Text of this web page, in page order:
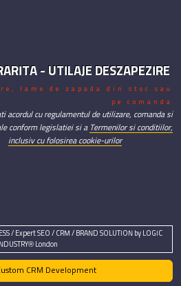
- UTILAJE DESZAPEZIRE
lame de zapada din stoc sau
pe comanda
acordul cu regulamentul de utilizare, comanda si
conform legislatiei si a Termenilor si conditiilor,
inclusiv cu folosirea cookie-urilor
/ Expert SEO / CRM / BRAND SOLUTION by LOGIC
INDUSTRY® London
CRM Development